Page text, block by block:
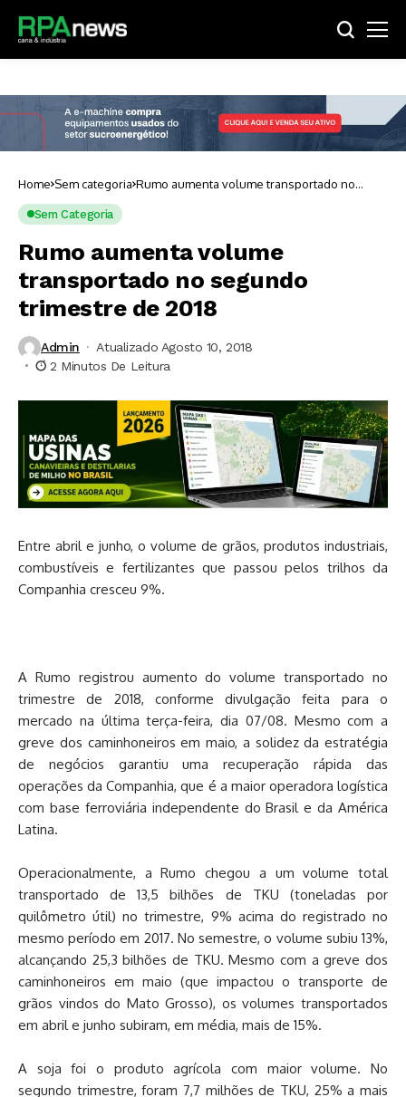
Home Sem categoria Rumo aumenta volume transportado no
Sem Categoria
Rumo aumenta volume
transportado no segundo
trimestre de 2018
Admin
Atualizado Agosto 10, 2018
2 Minutos De Leitura
Entre abril e junho, o volume de grãos, produtos industriais,
combustíveis e fertilizantes que passou pelos trilhos da
Companhia cresceu 9%.
A Rumo registrou aumento do volume transportado no
trimestre de 2018, conforme divulgação feita para o
mercado na última terça-feira, dia 07/08. Mesmo com a
greve dos caminhoneiros em maio, a solidez da estratégia
de negócios garantiu uma recuperação rápida das
operações da Companhia, que é a maior operadora logística
com base ferroviária independente do Brasil e da América
Latina.
Operacionalmente, a Rumo chegou a um volume total
transportado de 13,5 bilhões de TKU (toneladas por
quilômetro útil) no trimestre, 9% acima do registrado no
mesmo período em 2017. No semestre, o volume subiu 13%,
alcançando 25,3 bilhões de TKU. Mesmo com a greve dos
caminhoneiros em maio (que impactou o transporte de
grãos vindos do Mato Grosso), os volumes transportados
em abril e junho subiram, em média, mais de 15%.
A soja foi o produto agrícola com maior volume. No
segundo trimestre, foram 7,7 milhões de TKU, 25% a mais